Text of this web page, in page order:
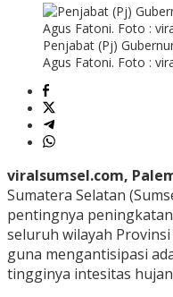
Penjabat (Pj)
Agus Fatoni. Foto :
viralsumsel.com,
Sumatera Selatan
pentingnya
seluruh wilayah
guna mengantisipasi
tingginya intesitas